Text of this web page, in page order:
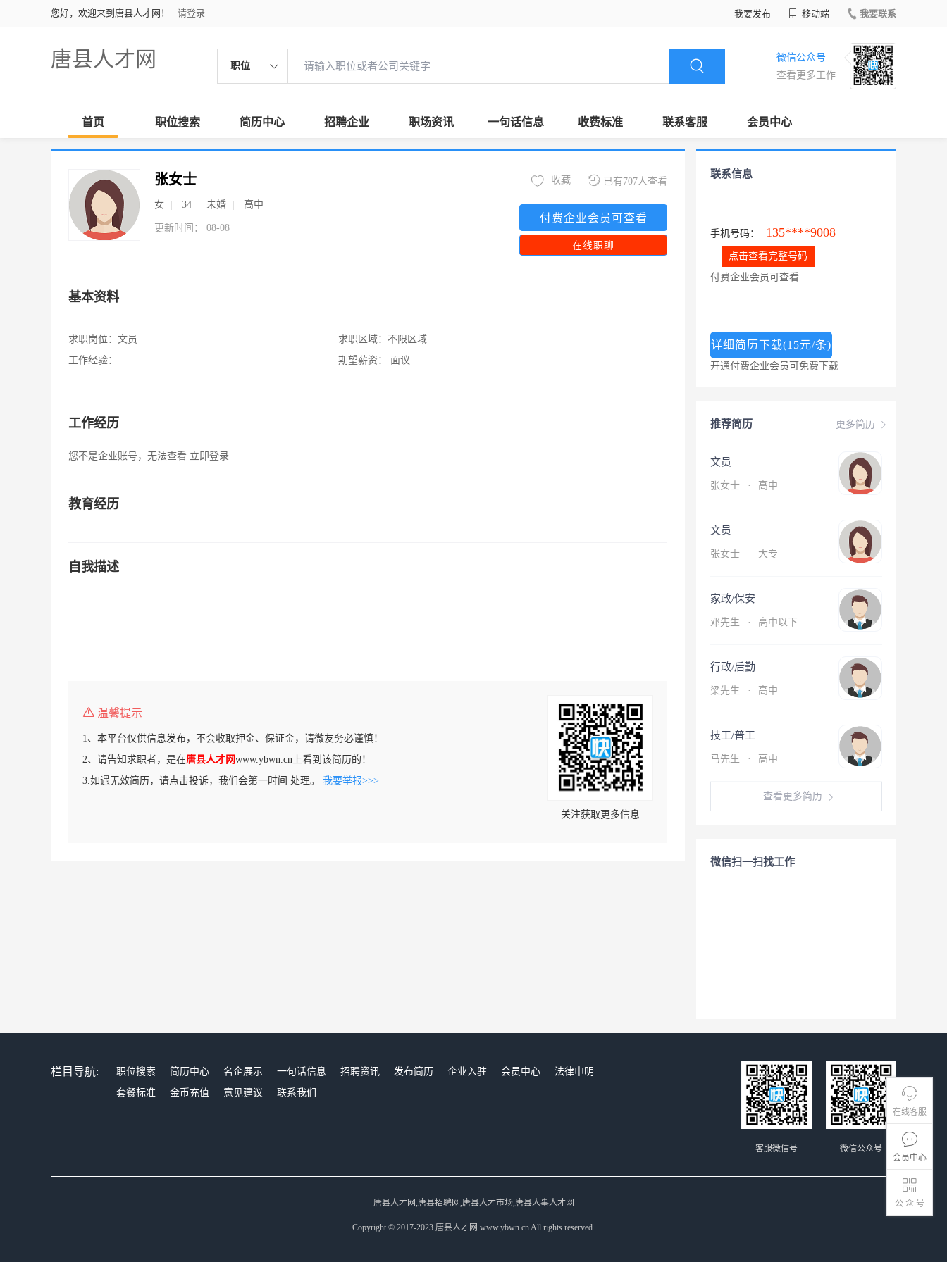
您好，欢迎来到唐县人才网！ 请登录 我要发布 移动端 我要联系
唐县人才网 职位
微信公众号
查看更多工作
首页 职位搜索 简历中心 招聘企业 职场资讯 一句话信息 收费标准 联系客服 会员中心
在线客服
会员中心
公 众 号
张女士
女 34 未婚 高中
更新时间： 08-08
已有707人查看
收藏
付费企业会员可查看
在线职聊
基本资料
求职岗位： 文员
工作经验：
求职区域： 不限区域
期望薪资：
面议
工作经历
您不是企业账号，无法查看 立即登录
教育经历
自我描述
温馨提示
1、本平台仅供信息发布，不会收取押金、保证金，请微友务必谨慎！
2、请告知求职者，是在唐县人才网www.ybwn.cn上看到该简历的！
3.如遇无效简历，请点击投诉，我们会第一时间 处理。 我要举报>>>
关注获取更多信息
联系信息
手机号码： 135****9008
点击查看完整号码
付费企业会员可查看
详细简历下载(15元/条)
开通付费企业会员可免费下载
更多简历
推荐简历
文员
张女士 · 高中
文员
张女士 · 大专
家政/保安
邓先生 · 高中以下
行政/后勤
梁先生 · 高中
技工/普工
马先生 · 高中
查看更多简历
微信扫一扫找工作
栏目导航: 职位搜索 简历中心 名企展示 一句话信息 招聘资讯 发布简历 企业入驻 会员中心
法律申明
套餐标准
金币充值 意见建议 联系我们
微信公众号
客服微信号
唐县人才网,唐县招聘网,唐县人才市场,唐县人事人才网
Copyright © 2017-2023 唐县人才网 www.ybwn.cn All rights reserved.